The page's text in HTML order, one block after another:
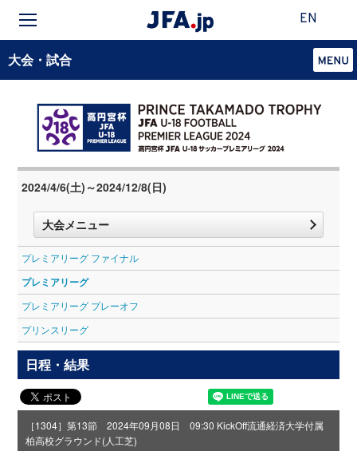
EN
大会・試合
2024/4/6(土)～2024/12/8(日)
大会メニュー
プレミアリーグ ファイナル
プレミアリーグ
プレミアリーグ プレーオフ
プリンスリーグ
日程・結果
［1304］第13節 2024年09月08日 09:30 KickOff流通経済大学付属
柏高校グラウンド(人工芝)